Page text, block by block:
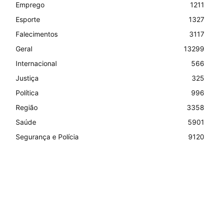
Emprego
1211
Esporte
1327
Falecimentos
3117
Geral
13299
Internacional
566
Justiça
325
Política
996
Região
3358
Saúde
5901
Segurança e Polícia
9120